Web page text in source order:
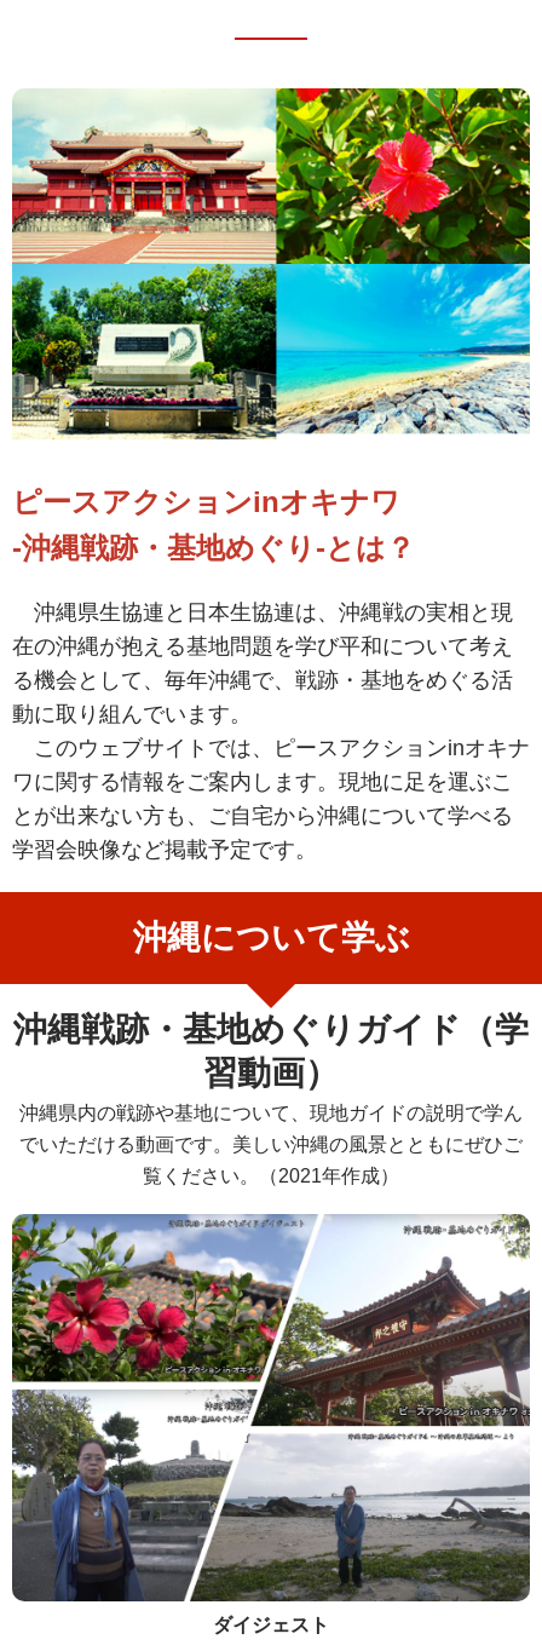
ピースアクションinオキナワ
-沖縄戦跡・基地めぐり-とは？
沖縄県生協連と日本生協連は、沖縄戦の実相と現
在の沖縄が抱える基地問題を学び平和について考え
る機会として、毎年沖縄で、戦跡・基地をめぐる活
動に取り組んでいます。
このウェブサイトでは、ピースアクションinオキナ
ワに関する情報をご案内します。現地に足を運ぶこ
とが出来ない方も、ご自宅から沖縄について学べる
学習会映像など掲載予定です。
沖縄について学ぶ
沖縄戦跡・基地めぐりガイド（学
習動画）
沖縄県内の戦跡や基地について、現地ガイドの説明で学ん
でいただける動画です。美しい沖縄の風景とともにぜひご
覧ください。（2021年作成）
ダイジェスト